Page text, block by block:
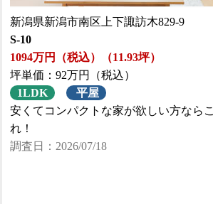
新潟県新潟市南区上下諏訪木829-9
S-10
1094万円（税込）（11.93坪）
坪単価：92万円（税込）
1LDK
平屋
安くてコンパクトな家が欲しい方ならこ
れ！
調査日：2026/07/18